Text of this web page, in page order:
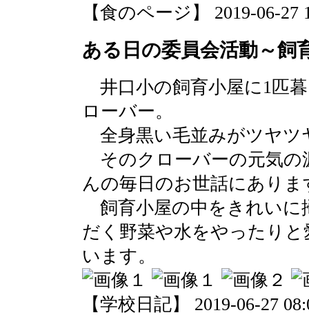
【食のページ】 2019-06-27
ある日の委員会活動～飼
井口小の飼育小屋に1匹
ローバー。
全身黒い毛並みがツヤツ
そのクローバーの元気の
んの毎日のお世話にありま
飼育小屋の中をきれいに
だく野菜や水をやったり
います。
【学校日記】 2019-06-27